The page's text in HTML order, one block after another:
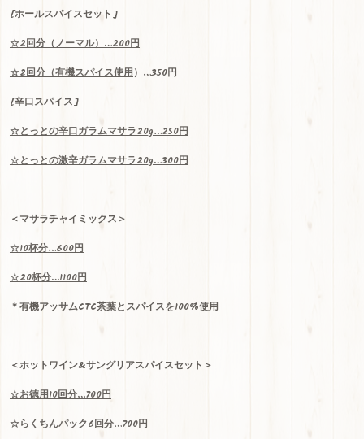
[ホールスパイスセット]
☆2回分（ノーマル）…200円
☆2回分（有機スパイス使用）…350円
[辛口スパイス]
☆とっとの辛口ガラムマサラ20g…250円
☆とっとの激辛ガラムマサラ20g…300円
＜マサラチャイミックス＞
☆10杯分…600円
☆20杯分…1100円
＊有機アッサムCTC茶葉とスパイスを100%使用
＜ホットワイン&サングリアスパイスセット＞
☆お徳用10回分…700円
☆らくちんパック6回分…700円